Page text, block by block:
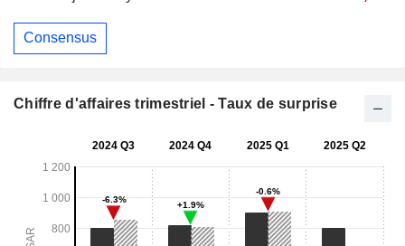
Consensus
Chiffre d'affaires trimestriel - Taux de surprise